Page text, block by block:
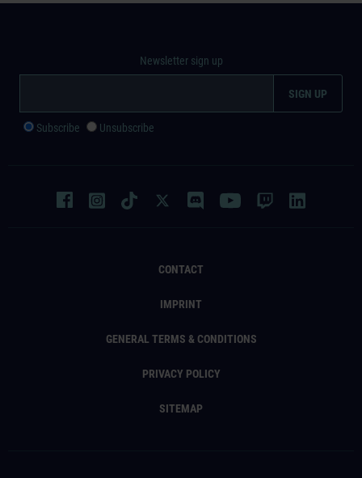
CONTACT
IMPRINT
GENERAL TERMS & CONDITIONS
PRIVACY POLICY
SITEMAP
Newsletter sign up
Subscribe Unsubscribe